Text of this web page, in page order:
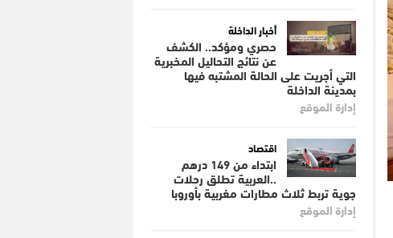
أخبار الداخلة
حصري ومؤكد.. الكشف
عن نتائج التحاليل المخبرية
التي أجريت على الحالة المشتبه فيها
بمدينة الداخلة
إدارة الموقع
اقتصاد
ابتداء من 149 درهم
..العربية تطلق رحلات
جوية تربط ثلاث مطارات مغربية بأوروبا
إدارة الموقع